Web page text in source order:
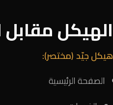
الهيكل
هيكل جيّد (مختصر):
الصفحة الرئيسية